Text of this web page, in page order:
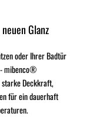
Glanz
oder Ihrer Badtür
- mibenco®
starke Deckkraft,
für ein dauerhaft